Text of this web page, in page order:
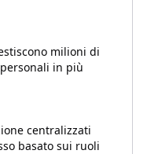
milioni di
in più
centralizzati
basato sui ruoli